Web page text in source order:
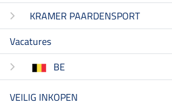
KRAMER PAARDENSPORT
Vacatures
BE
VEILIG INKOPEN